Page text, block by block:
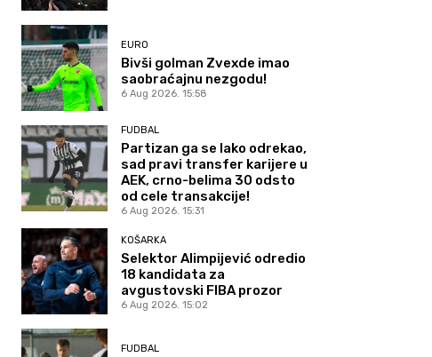
EURO
Bivši golman Zvexde imao
saobraćajnu nezgodu!
6 Aug 2026. 15:58
FUDBAL
Partizan ga se lako odrekao,
sad pravi transfer karijere u
AEK, crno-belima 30 odsto
od cele transakcije!
6 Aug 2026. 15:31
KOŠARKA
Selektor Alimpijević odredio
18 kandidata za
avgustovski FIBA prozor
6 Aug 2026. 15:02
FUDBAL